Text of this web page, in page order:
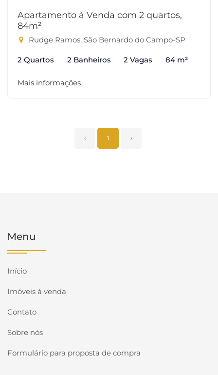
Apartamento à Venda com 2 quartos,
84m²
Rudge Ramos, São Bernardo do Campo-SP
2 Quartos 2 Banheiros 2 Vagas 84 m²
Mais informações
‹ 1 ›
Menu
Início
Imóveis à venda
Contato
Sobre nós
Formulário para proposta de compra